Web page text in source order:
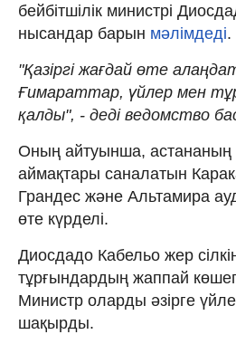
бейбітшілік министрі
нысандар барын мәлімдеді.
"Қазіргі жағдай өте
Ғимараттар, үйлер мен
қалды", - деді ведомство
Оның айтуынша, астананың
аймақтары саналатын
Грандес және Альтамира
өте күрделі.
Диосдадо Кабельо жер
тұрғындардың жаппай
Министр оларды әзірге
шақырды.